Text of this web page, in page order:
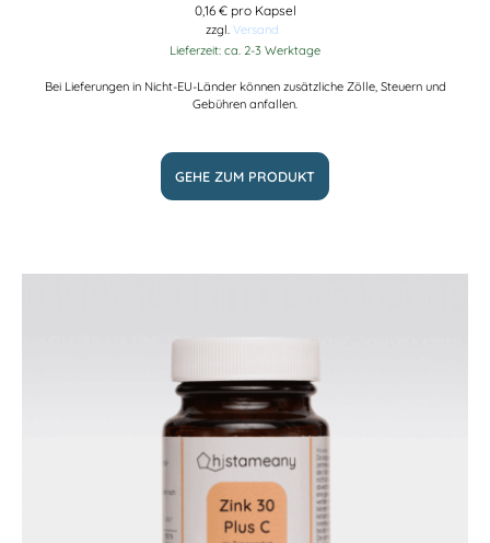
0,16 € pro Kapsel
zzgl. Versand
Lieferzeit: ca. 2-3 Werktage
Bei Lieferungen in Nicht-EU-Länder können zusätzliche Zölle, Steuern und
Gebühren anfallen.
GEHE ZUM PRODUKT